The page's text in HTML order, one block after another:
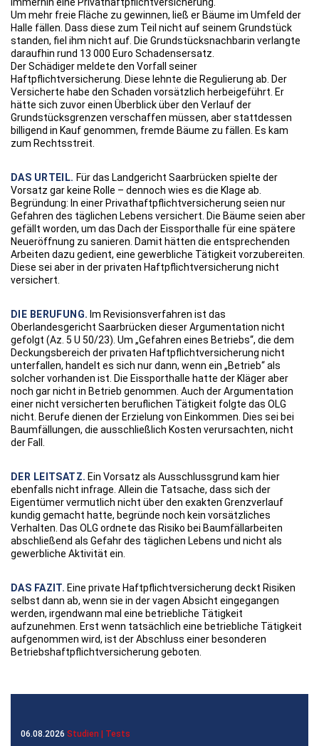
immerhin eine Privathaftpflichtversicherung.
Um mehr freie Fläche zu gewinnen, ließ er Bäume im Umfeld der
Halle fällen. Dass diese zum Teil nicht auf seinem Grundstück
standen, fiel ihm nicht auf. Die Grundstücksnachbarin verlangte
daraufhin rund 13 000 Euro Schadensersatz.
Der Schädiger meldete den Vorfall seiner
Haftpflichtversicherung. Diese lehnte die Regulierung ab. Der
Versicherte habe den Schaden vorsätzlich herbeigeführt. Er
hätte sich zuvor einen Überblick über den Verlauf der
Grundstücksgrenzen verschaffen müssen, aber stattdessen
billigend in Kauf genommen, fremde Bäume zu fällen. Es kam
zum Rechtsstreit.
DAS URTEIL. Für das Landgericht Saarbrücken spielte der
Vorsatz gar keine Rolle – dennoch wies es die Klage ab.
Begründung: In einer Privathaftpflichtversicherung seien nur
Gefahren des täglichen Lebens versichert. Die Bäume seien aber
gefällt worden, um das Dach der Eissporthalle für eine spätere
Neueröffnung zu sanieren. Damit hätten die entsprechenden
Arbeiten dazu gedient, eine gewerbliche Tätigkeit vorzubereiten.
Diese sei aber in der privaten Haftpflichtversicherung nicht
versichert.
DIE BERUFUNG. Im Revisionsverfahren ist das
Oberlandesgericht Saarbrücken dieser Argumentation nicht
gefolgt (Az. 5 U 50/23). Um „Gefahren eines Betriebs“, die dem
Deckungsbereich der privaten Haftpflichtversicherung nicht
unterfallen, handelt es sich nur dann, wenn ein „Betrieb“ als
solcher vorhanden ist. Die Eissporthalle hatte der Kläger aber
noch gar nicht in Betrieb genommen. Auch der Argumentation
einer nicht versicherten beruflichen Tätigkeit folgte das OLG
nicht. Berufe dienen der Erzielung von Einkommen. Dies sei bei
Baumfällungen, die ausschließlich Kosten verursachten, nicht
der Fall.
DER LEITSATZ. Ein Vorsatz als Ausschlussgrund kam hier
ebenfalls nicht infrage. Allein die Tatsache, dass sich der
Eigentümer vermutlich nicht über den exakten Grenzverlauf
kundig gemacht hatte, begründe noch kein vorsätzliches
Verhalten. Das OLG ordnete das Risiko bei Baumfällarbeiten
abschließend als Gefahr des täglichen Lebens und nicht als
gewerbliche Aktivität ein.
DAS FAZIT. Eine private Haftpflichtversicherung deckt Risiken
selbst dann ab, wenn sie in der vagen Absicht eingegangen
werden, irgendwann mal eine betriebliche Tätigkeit
aufzunehmen. Erst wenn tatsächlich eine betriebliche Tätigkeit
aufgenommen wird, ist der Abschluss einer besonderen
Betriebshaftpflichtversicherung geboten.
06.08.2026 Studien | Tests